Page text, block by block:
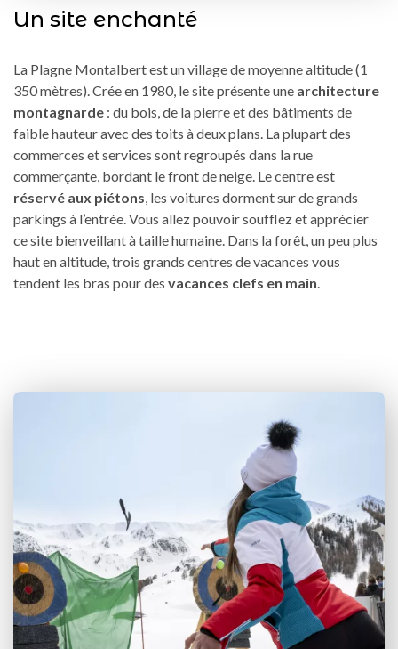
Un site enchanté
La Plagne Montalbert est un village de moyenne altitude (1
350 mètres). Crée en 1980, le site présente une architecture
montagnarde : du bois, de la pierre et des bâtiments de
faible hauteur avec des toits à deux plans. La plupart des
commerces et services sont regroupés dans la rue
commerçante, bordant le front de neige. Le centre est
réservé aux piétons, les voitures dorment sur de grands
parkings à l’entrée. Vous allez pouvoir soufflez et apprécier
ce site bienveillant à taille humaine. Dans la forêt, un peu plus
haut en altitude, trois grands centres de vacances vous
tendent les bras pour des vacances clefs en main.